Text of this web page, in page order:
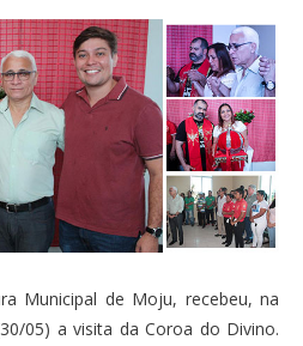
Municipal de Moju, recebeu, na
05) a visita da Coroa do Divino.